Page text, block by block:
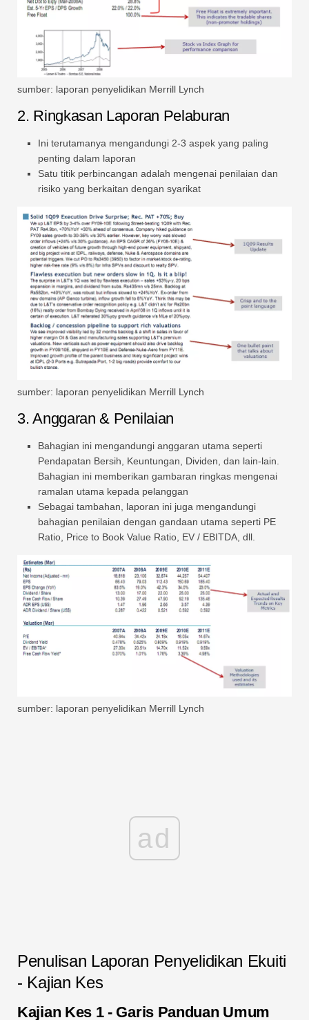
sumber: laporan penyelidikan Merrill Lynch
2. Ringkasan Laporan Pelaburan
Ini terutamanya mengandungi 2-3 aspek yang paling
penting dalam laporan
Satu titik perbincangan adalah mengenai penilaian dan
risiko yang berkaitan dengan syarikat
sumber: laporan penyelidikan Merrill Lynch
3. Anggaran & Penilaian
Bahagian ini mengandungi anggaran utama seperti
Pendapatan Bersih, Keuntungan, Dividen, dan lain-lain.
Bahagian ini memberikan gambaran ringkas mengenai
ramalan utama kepada pelanggan
Sebagai tambahan, laporan ini juga mengandungi
bahagian penilaian dengan gandaan utama seperti PE
Ratio, Price to Book Value Ratio, EV / EBITDA, dll.
sumber: laporan penyelidikan Merrill Lynch
ad
Penulisan Laporan Penyelidikan Ekuiti
- Kajian Kes
Kajian Kes 1 - Garis Panduan Umum